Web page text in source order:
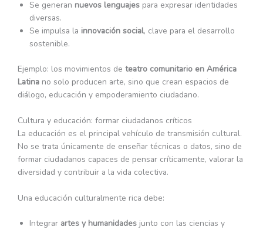
Se generan nuevos lenguajes para expresar identidades
diversas.
Se impulsa la innovación social, clave para el desarrollo
sostenible.
Ejemplo: los movimientos de teatro comunitario en América
Latina no solo producen arte, sino que crean espacios de
diálogo, educación y empoderamiento ciudadano.
Cultura y educación: formar ciudadanos críticos
La educación es el principal vehículo de transmisión cultural.
No se trata únicamente de enseñar técnicas o datos, sino de
formar ciudadanos capaces de pensar críticamente, valorar la
diversidad y contribuir a la vida colectiva.
Una educación culturalmente rica debe:
Integrar artes y humanidades junto con las ciencias y